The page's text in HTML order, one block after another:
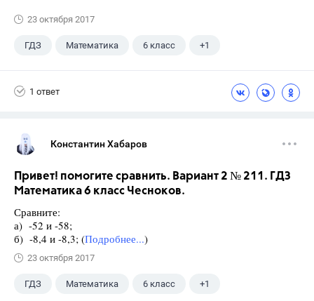
23 октября 2017
ГДЗ Математика 6 класс +1
1 ответ
Константин Хабаров
Привет! помогите сравнить. Вариант 2 № 211. ГДЗ
Математика 6 класс Чесноков.
Сравните:
а) -52 и -58;
б) -8,4 и -8,3; (Подробнее...)
23 октября 2017
ГДЗ Математика 6 класс +1